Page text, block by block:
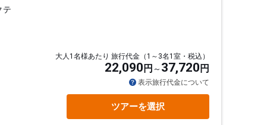
テ
大人1名様あたり 旅行代金（1～3名1室・税込）
22,090 円 37,720 円
表示旅行代金について
ツアーを選択